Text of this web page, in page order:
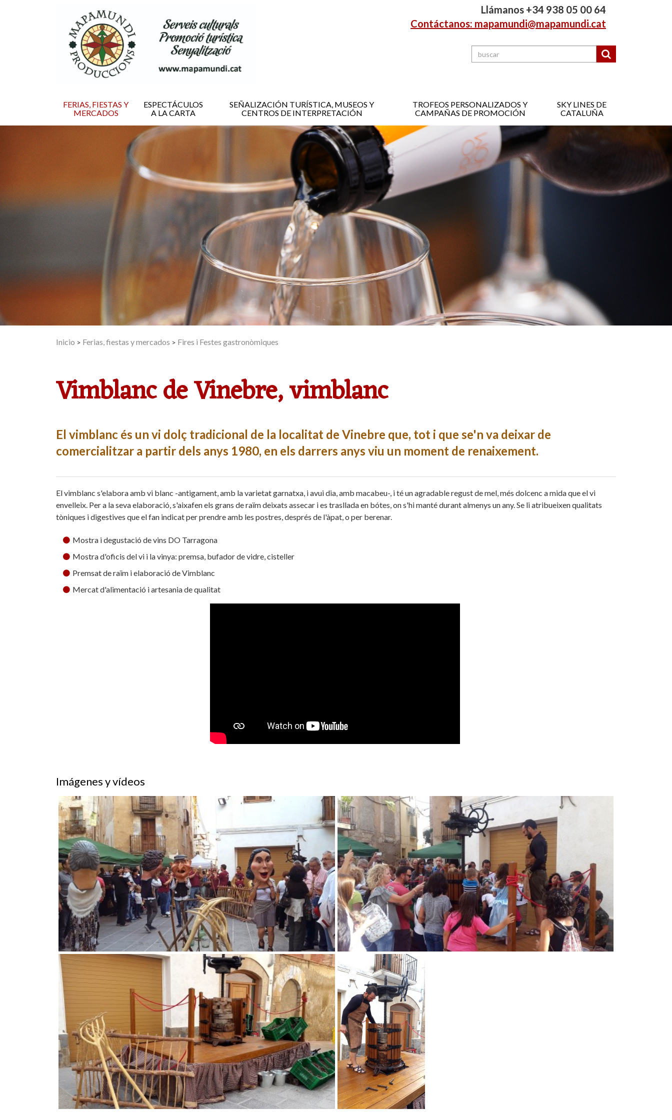
Llámanos +34 938 05 00 64
Contáctanos: mapamundi@mapamundi.cat
FERIAS, FIESTAS Y
MERCADOS
ESPECTÁCULOS
A LA CARTA
SEÑALIZACIÓN TURÍSTICA, MUSEOS Y
CENTROS DE INTERPRETACIÓN
TROFEOS PERSONALIZADOS Y
CAMPAÑAS DE PROMOCIÓN
SKY LINES DE
CATALUÑA
Inicio > Ferias, fiestas y mercados > Fires i Festes gastronòmiques
Vimblanc de Vinebre, vimblanc
El vimblanc és un vi dolç tradicional de la localitat de Vinebre que, tot i que se'n va deixar de
comercialitzar a partir dels anys 1980, en els darrers anys viu un moment de renaixement.
El vimblanc s'elabora amb vi blanc -antigament, amb la varietat garnatxa, i avui dia, amb macabeu-, i té un agradable regust de mel, més dolcenc a mida que el vi
envelleix. Per a la seva elaboració, s'aixafen els grans de raïm deixats assecar i es trasllada en bótes, on s'hi manté durant almenys un any. Se li atribueixen qualitats
tòniques i digestives que el fan indicat per prendre amb les postres, després de l'àpat, o per berenar.
Mostra i degustació de vins DO Tarragona
Mostra d'oficis del vi i la vinya: premsa, bufador de vidre, cisteller
Premsat de raïm i elaboració de Vimblanc
Mercat d'alimentació i artesania de qualitat
Imágenes y vídeos
Vimblanc de Vinebre Vimblanc de Vinebre
Vimblanc de Vinebre Vimblanc de Vinebre